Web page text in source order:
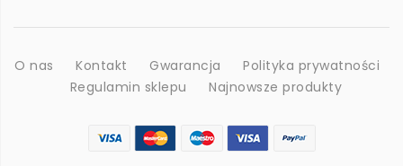
O nas Kontakt Gwarancja
Polityka prywatności
Regulamin sklepu
Najnowsze produkty